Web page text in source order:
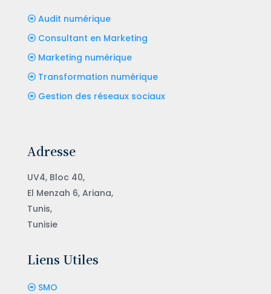
Audit numérique
Consultant en Marketing
Marketing numérique
Transformation numérique
Gestion des réseaux sociaux
Adresse
UV4, Bloc 40,
El Menzah 6, Ariana,
Tunis,
Tunisie
Liens Utiles
SMO